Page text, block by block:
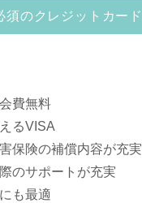
須のクレジットカード
費無料
るVISA
保険の補償内容が充実
のサポートが充実
も最適